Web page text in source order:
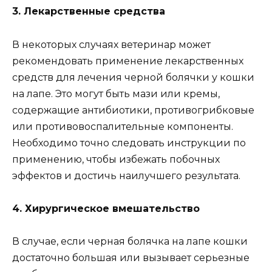
3. Лекарственные средства
В некоторых случаях ветеринар может
рекомендовать применение лекарственных
средств для лечения черной болячки у кошки
на лапе. Это могут быть мази или кремы,
содержащие антибиотики, противогрибковые
или противовоспалительные компоненты.
Необходимо точно следовать инструкции по
применению, чтобы избежать побочных
эффектов и достичь наилучшего результата.
4. Хирургическое вмешательство
В случае, если черная болячка на лапе кошки
достаточно большая или вызывает серьезные